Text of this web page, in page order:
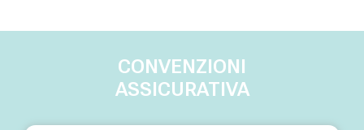
CONVENZIONI
ASSICURATIVA